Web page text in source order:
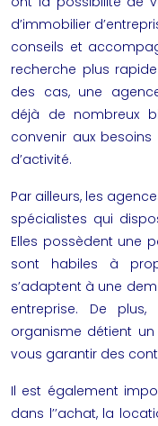
d’immobilier
conseils et
recherche plus
des cas, une
déjà de nombreux
convenir aux
d’activité.
Par ailleurs, les
spécialistes qui
Elles possèdent une
sont habiles à
s’adaptent à une
entreprise. De
organisme détient
vous garantir des
Il est également
dans l’’achat, la